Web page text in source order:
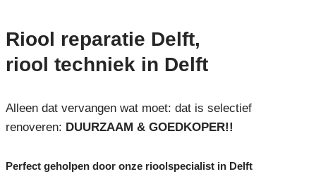
Riool reparatie Delft,
riool techniek in Delft
Alleen dat vervangen wat moet: dat is selectief
renoveren: DUURZAAM & GOEDKOPER!!
Perfect geholpen door onze rioolspecialist in Delft